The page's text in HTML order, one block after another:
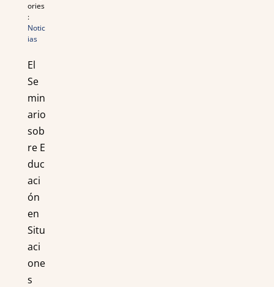
ories
:
Notic
ias
El
Se
min
ario
sob
re E
duc
aci
ón
en
Situ
aci
one
s